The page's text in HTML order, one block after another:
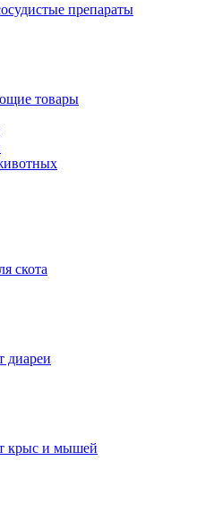
препараты
товары
скота
диареи
крыс и мышей